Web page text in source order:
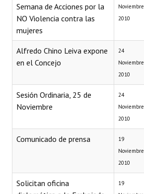
Proyectos Presentados
Dictámenes Asesoría Letrada
Actas de Sesión
Informes de Unidad Coordinadora
Ejecución Presupuestaria
Actas de Audiencias Públicas
NORMATIVA
Semana de Acciones por la
NO Violencia contra las
mujeres
Noviembre
2010
Alfredo Chino Leiva expone
en el Concejo
24
Noviembre
2010
Sesión Ordinaria, 25 de
Noviembre
24
Noviembre
2010
Comunicado de prensa
19
Noviembre
2010
Solicitan oficina
19